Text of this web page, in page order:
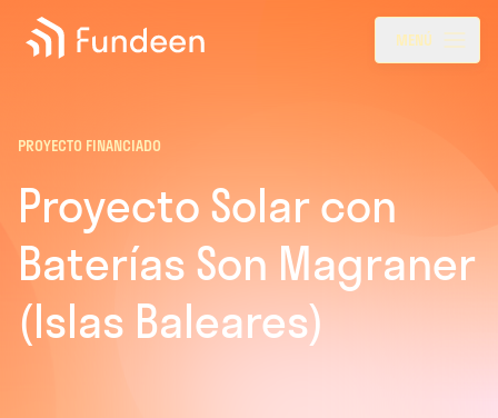
Fundeen Menu
MENÚ
PROYECTO FINANCIADO
Proyecto Solar con
Baterías Son Magraner
(Islas Baleares)